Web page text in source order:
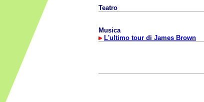
Teatro
Musica
L'ultimo tour di James Brown